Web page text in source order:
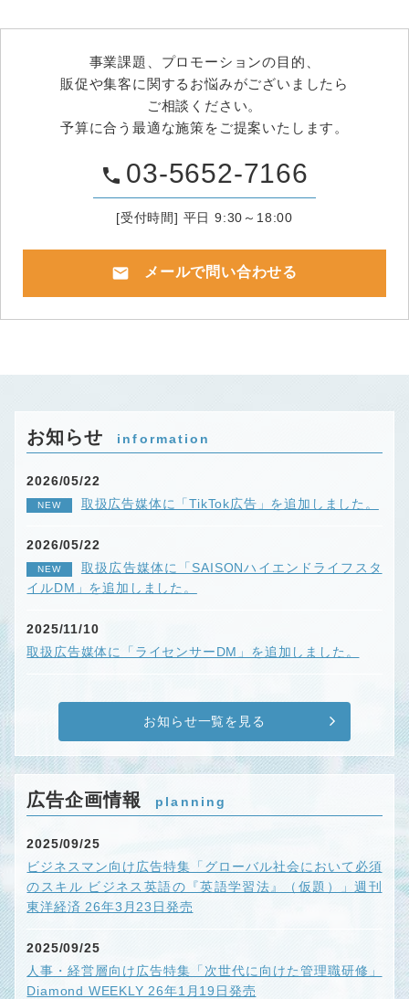
事業課題、プロモーションの目的、
販促や集客に関するお悩みがございましたら
ご相談ください。
予算に合う最適な施策をご提案いたします。
phone 03-5652-7166
[受付時間] 平日 9:30～18:00
mail メールで問い合わせる
お知らせ information
2026/05/22
NEW 取扱広告媒体に「TikTok広告」を追加しました。
2026/05/22
NEW
取扱広告媒体に「SAISONハイエンドライフスタ
イルDM」を追加しました。
2025/11/10
取扱広告媒体に「ライセンサーDM」を追加しました。
お知らせ一覧を見る
広告企画情報 planning
2025/09/25
ビジネスマン向け広告特集「グローバル社会において必須
のスキル ビジネス英語の『英語学習法』（仮題）」週刊
東洋経済 26年3月23日発売
2025/09/25
人事・経営層向け広告特集「次世代に向けた管理職研修」
Diamond WEEKLY 26年1月19日発売